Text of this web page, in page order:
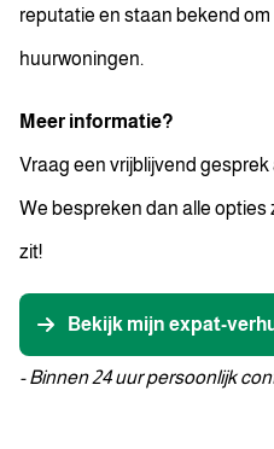
reputatie en staan bekend
huurwoningen.
Meer informatie?
Vraag een vrijblijvend
We bespreken dan alle
zit!
Bekijk mijn expat-
- Binnen 24 uur persoonlijk